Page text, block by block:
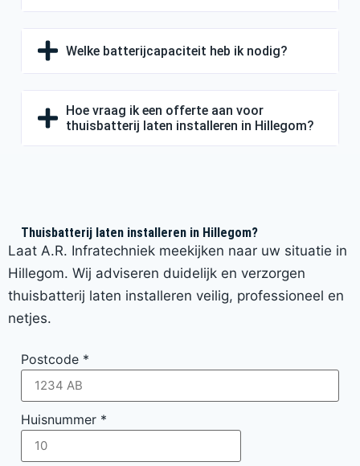
Welke batterijcapaciteit heb ik nodig?
Hoe vraag ik een offerte aan voor
thuisbatterij laten installeren in Hillegom?
Thuisbatterij laten installeren in Hillegom?
Laat A.R. Infratechniek meekijken naar uw situatie in
Hillegom. Wij adviseren duidelijk en verzorgen
thuisbatterij laten installeren veilig, professioneel en
netjes.
Postcode *
Huisnummer *